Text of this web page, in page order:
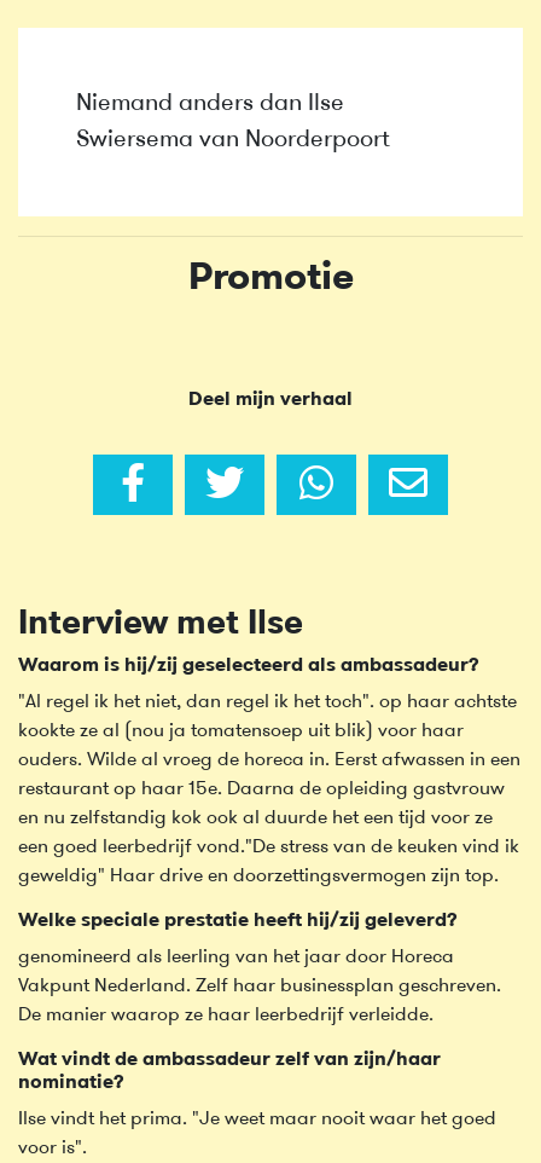
Niemand anders dan Ilse
Swiersema van Noorderpoort
Promotie
Deel mijn verhaal
Interview met Ilse
Waarom is hij/zij geselecteerd als ambassadeur?
"Al regel ik het niet, dan regel ik het toch". op haar achtste
kookte ze al (nou ja tomatensoep uit blik) voor haar
ouders. Wilde al vroeg de horeca in. Eerst afwassen in een
restaurant op haar 15e. Daarna de opleiding gastvrouw
en nu zelfstandig kok ook al duurde het een tijd voor ze
een goed leerbedrijf vond."De stress van de keuken vind ik
geweldig" Haar drive en doorzettingsvermogen zijn top.
Welke speciale prestatie heeft hij/zij geleverd?
genomineerd als leerling van het jaar door Horeca
Vakpunt Nederland. Zelf haar businessplan geschreven.
De manier waarop ze haar leerbedrijf verleidde.
Wat vindt de ambassadeur zelf van zijn/haar
nominatie?
Ilse vindt het prima. "Je weet maar nooit waar het goed
voor is".